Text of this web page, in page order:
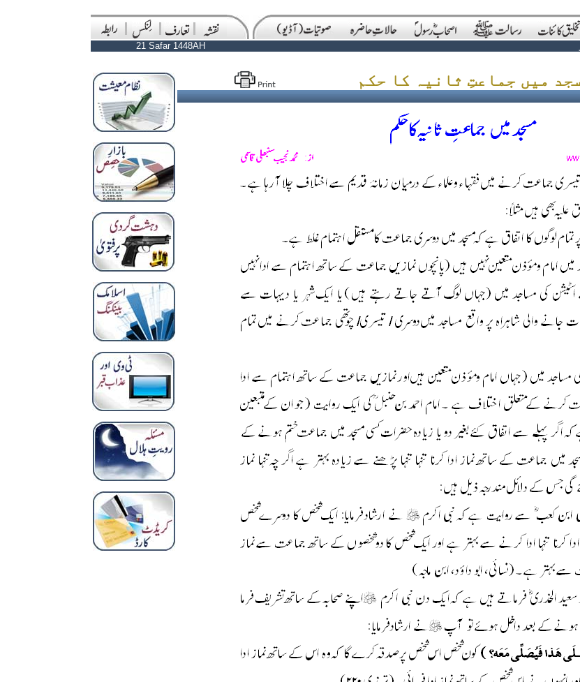
21 Safar 1448AH